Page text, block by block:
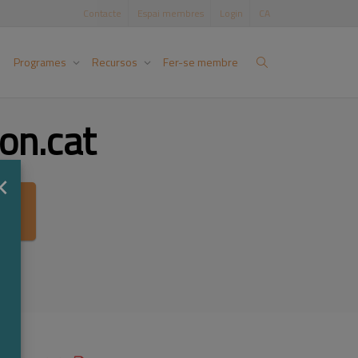
Contacte Espai membres Login CA
Programes Recursos Fer-se membre